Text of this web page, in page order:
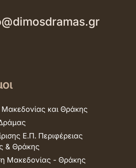
Μακεδονίας και Θράκης
Ε.Π. Περιφέρειας
& Θράκης
Μακεδονίας - Θράκης